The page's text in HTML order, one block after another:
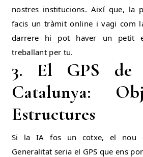
nostres institucions. Així que, la
facis un tràmit online i vagi com
darrere hi pot haver un petit
treballant per tu.
3. El GPS
Catalunya:
Estructures
Si la IA fos un cotxe, el nou
Generalitat seria el GPS que ens